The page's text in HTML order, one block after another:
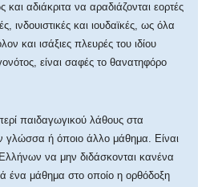
αδιάκριτα να αραδιάζονται εορτές
ινδουιστικές και ιουδαϊκές, ως όλα
και ισάξιες πλευρές του ιδίου
είναι σαφές το θανατηφόρο
παιδαγωγικού λάθους στα
γλώσσα ή όποιο άλλο μάθημα. Είναι
να μην διδάσκονται κανένα
ένα μάθημα στο οποίο η ορθόδοξη